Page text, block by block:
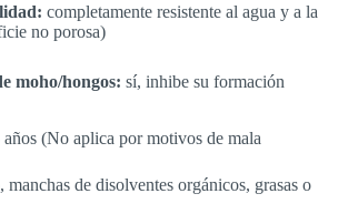
completamente resistente al agua y a la
no porosa)
moho/hongos: sí, inhibe su formación
años (No aplica por motivos de mala
manchas de disolventes orgánicos, grasas o